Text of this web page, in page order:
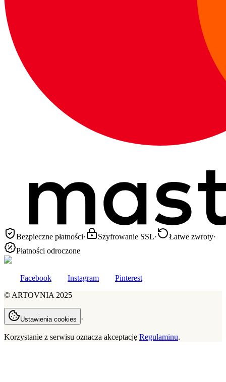
Bezpieczne płatności· Szyfrowanie SSL· Łatwe zwroty·
Płatności odroczone
Facebook Instagram
Pinterest
© ARTOVNIA 2025
Ustawienia cookies ·
Korzystanie z serwisu oznacza akceptację Regulaminu.